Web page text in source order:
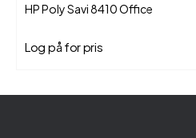
HP Poly Savi 8410 Office
Log på for pris